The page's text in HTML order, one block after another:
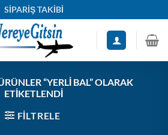
SİPARİŞ TAKİBİ
“YERLI BAL” OLARAK
ETIKETLENDI
FILTRELE